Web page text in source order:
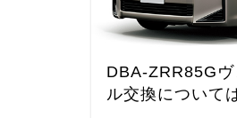
DBA-ZRR85G
ル交換について